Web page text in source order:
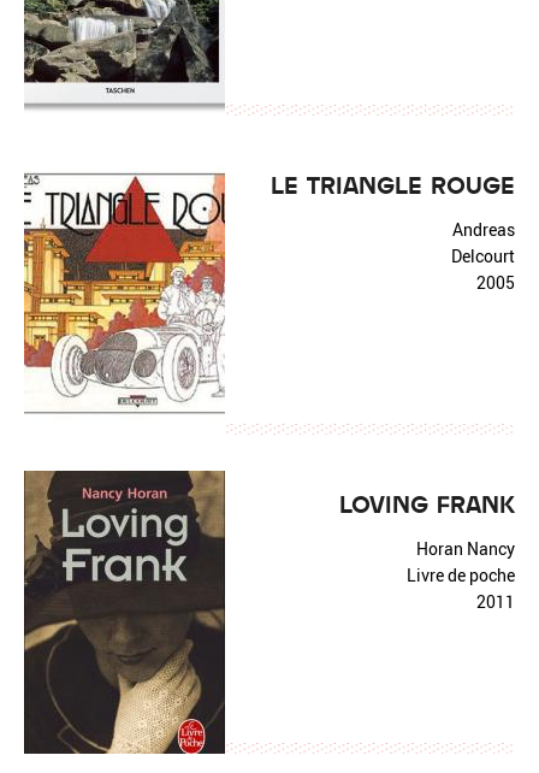
LE TRIANGLE ROUGE
Andreas
Delcourt
2005
LOVING FRANK
Horan Nancy
Livre de poche
2011